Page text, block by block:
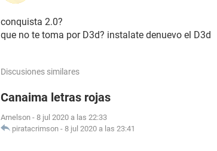
conquista 2.0?
que no te toma por D3d? instalate denuevo el D3d
Discusiones similares
Canaima letras rojas
Arnelson - 8 jul 2020 a las 22:33
piratacrimson - 8 jul 2020 a las 23:41